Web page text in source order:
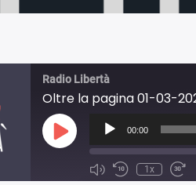
Radio Libertà
Oltre la pagina 01-03-
Play
Episode
Audio
Player
00:00
1x